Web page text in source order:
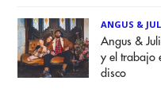
ANGUS &
Angus &
y el trabajo
disco